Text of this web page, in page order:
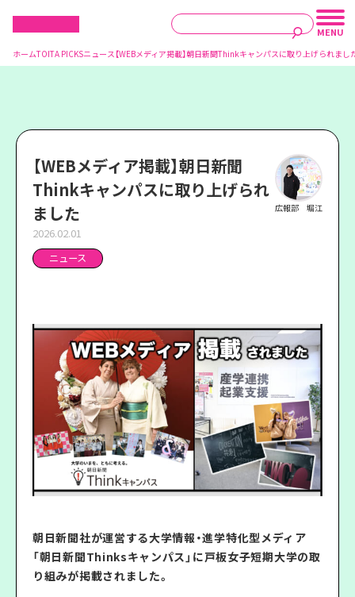
ホームTOITA PICKSニュース 【WEBメディア掲載】朝日新聞Thinkキャンパスに取り上げられまし
【WEBメディア掲載】朝日新聞
Thinkキャンパスに取り上げられ
ました
2026.02.01
ニュース
広報部 堀江
朝日新聞社が運営する大学情報・進学特化型メディア
「朝日新聞Thinksキャンパス」に戸板女子短期大学の取
り組みが掲載されました。